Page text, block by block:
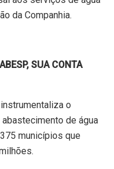
da Companhia.
SUA CONTA
o
de água
municípios que